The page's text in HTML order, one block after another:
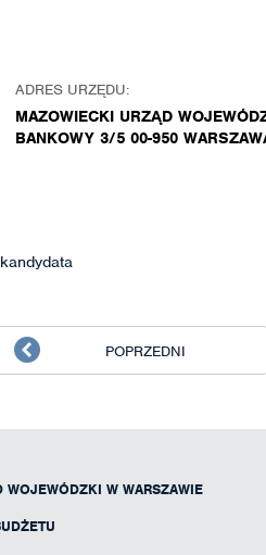
ADRES URZĘDU:
MAZOWIECKI URZĄD
BANKOWY 3/5 00-950
POPRZEDNI
WOJEWÓDZKI W WARSZAWIE